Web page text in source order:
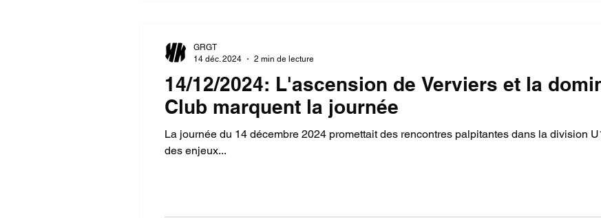
14/12/2024: L'ascension de Verviers et la
Club marquent la journée
La journée du 14 décembre 2024 promettait des rencontres palpitantes dans la division
des enjeux...
GRGT
14 déc. 2024
2 min de lecture